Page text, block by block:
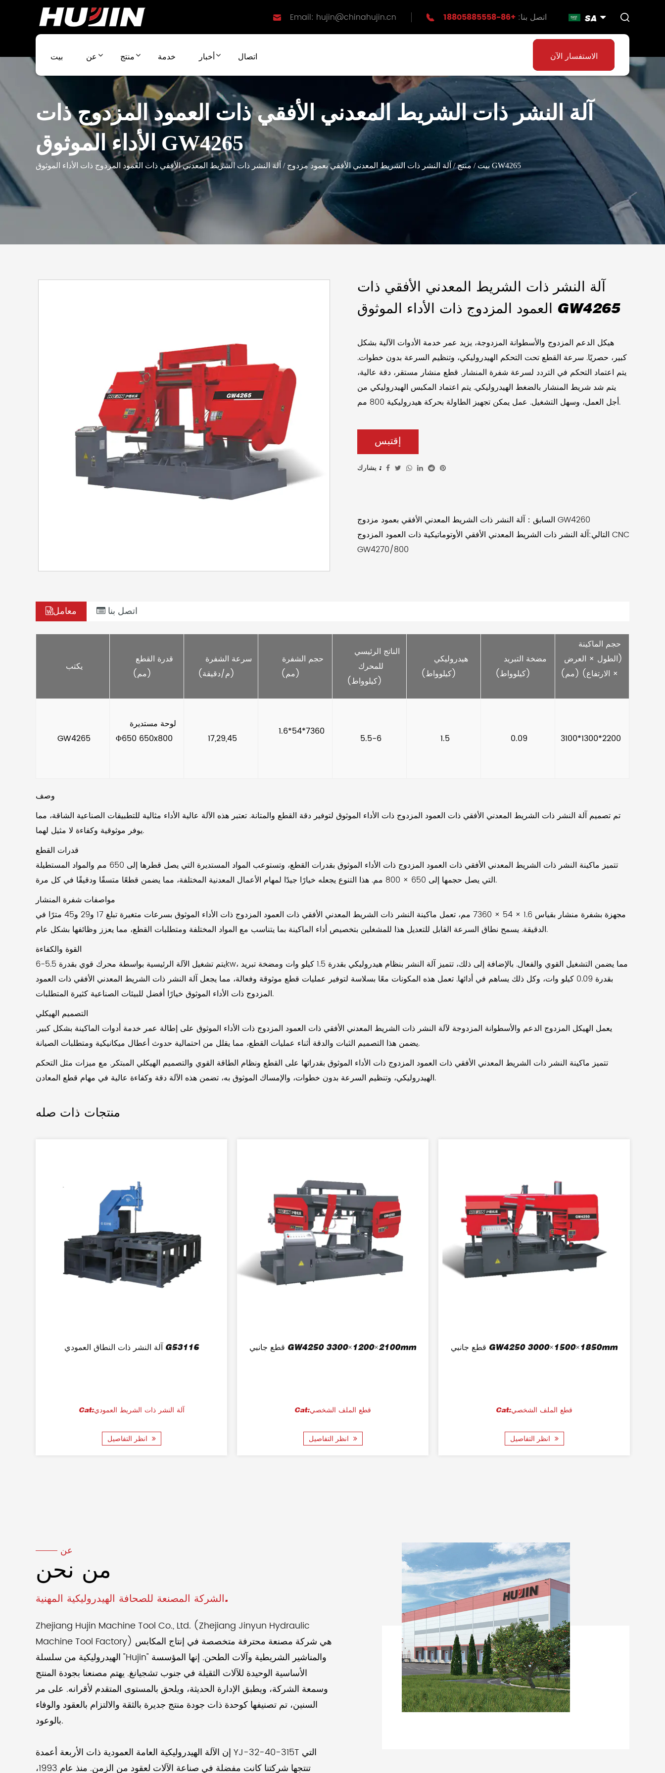
Email: hujin@chinahujin.cn اتصل بنا: +86-18805885558 SA
بيت عن منتج خدمة أخبار اتصال الاستفسار الآن
آلة النشر ذات الشريط المعدني الأفقي ذات العمود المزدوج ذات
الأداء الموثوق GW4265
بيت / منتج/ آلة النشر ذات الشريط المعدني الأفقي بعمود مزدوج / آلة النشر ذات الشريط المعدني الأفقي ذات العمود المزدوج ذات الأداء الموثوق GW4265
آلة النشر ذات الشريط المعدني الأفقي ذات
العمود المزدوج ذات الأداء الموثوق GW4265
هيكل الدعم المزدوج والأسطوانة المزدوجة، يزيد عمر خدمة الأدوات الآلية بشكل
كبير، حصريًا. سرعة القطع تحت التحكم الهيدروليكي، وتنظيم السرعة بدون خطوات.
يتم اعتماد التحكم في التردد لسرعة شفرة المنشار. قطع منشار مستقر، دقة عالية،
يتم شد شريط المنشار بالضغط الهيدروليكي. يتم اعتماد المكبس الهيدروليكي من
أجل العمل، وسهل التشغيل. عمل يمكن تجهيز الطاولة بحركة هيدروليكية 800 مم.
إقتبس
يشارك :
السابق：آلة النشر ذات الشريط المعدني الأفقي بعمود مزدوج GW4260
التالي:آلة النشر ذات الشريط المعدني الأفقي الأوتوماتيكية ذات العمود المزدوج CNC
GW4270/800
معامل اتصل بنا
     يكتب
للمحرك
(الطول × العرض
× الارتفاع) (مم)
     GW4265
Φ650 650x800
     17,29,45
     5.5-6
     1.5
     0.09
3100*1300*2200
وصف
تم تصميم آلة النشر ذات الشريط المعدني الأفقي ذات العمود المزدوج ذات الأداء الموثوق لتوفير دقة القطع والمتانة. تعتبر هذه الآلة عالية الأداء مثالية للتطبيقات الصناعية الشاقة، مما
يوفر موثوقية وكفاءة لا مثيل لهما.
قدرات القطع
تتميز ماكينة النشر ذات الشريط المعدني الأفقي ذات العمود المزدوج ذات الأداء الموثوق بقدرات القطع، وتستوعب المواد المستديرة التي يصل قطرها إلى 650 مم والمواد المستطيلة
التي يصل حجمها إلى 650 × 800 مم. هذا التنوع يجعله خيارًا جيدًا لمهام الأعمال المعدنية المختلفة، مما يضمن قطعًا متسقًا ودقيقًا في كل مرة.
مواصفات شفرة المنشار
مجهزة بشفرة منشار بقياس 1.6 × 54 × 7360 مم، تعمل ماكينة النشر ذات الشريط المعدني الأفقي ذات العمود المزدوج ذات الأداء الموثوق بسرعات متغيرة تبلغ 17 و29 و45 مترًا في
الدقيقة. يسمح نطاق السرعة القابل للتعديل هذا للمشغلين بتخصيص أداء الماكينة بما يتناسب مع المواد المختلفة ومتطلبات القطع، مما يعزز وظائفها بشكل عام.
القوة والكفاءة
يتم تشغيل الآلة الرئيسية بواسطة محرك قوي بقدرة 5.5-6kw، مما يضمن التشغيل القوي والفعال. بالإضافة إلى ذلك، تتميز آلة النشر بنظام هيدروليكي بقدرة 1.5 كيلو وات ومضخة تبريد
بقدرة 0.09 كيلو وات، وكل ذلك يساهم في أدائها. تعمل هذه المكونات معًا بسلاسة لتوفير عمليات قطع موثوقة وفعالة، مما يجعل آلة النشر ذات الشريط المعدني الأفقي ذات العمود
المزدوج ذات الأداء الموثوق خيارًا أفضل للبيئات الصناعية كثيرة المتطلبات.
التصميم الهيكلي
يعمل الهيكل المزدوج الدعم والأسطوانة المزدوجة لآلة النشر ذات الشريط المعدني الأفقي ذات العمود المزدوج ذات الأداء الموثوق على إطالة عمر خدمة أدوات الماكينة بشكل كبير.
يضمن هذا التصميم الثبات والدقة أثناء عمليات القطع، مما يقلل من احتمالية حدوث أعطال ميكانيكية ومتطلبات الصيانة.
تتميز ماكينة النشر ذات الشريط المعدني الأفقي ذات العمود المزدوج ذات الأداء الموثوق بقدراتها على القطع ونظام الطاقة القوي والتصميم الهيكلي المبتكر. مع ميزات مثل التحكم
الهيدروليكي، وتنظيم السرعة بدون خطوات، والإمساك الموثوق به، تضمن هذه الآلة دقة وكفاءة عالية في مهام قطع المعادن.
منتجات ذات صله
آلة النشر ذات النطاق العمودي G53116
Cat:آلة النشر ذات الشريط العمودي
قطع جانبي GW4250 3300×1200×2100mm
Cat:قطع الملف الشخصي
قطع جانبي GW4250 3000×1500×1850mm
Cat:قطع الملف الشخصي
عن
من نحن
الشركة المصنعة للصحافة الهيدروليكية المهنية.
Zhejiang Hujin Machine Tool Co., Ltd. (Zhejiang Jinyun Hydraulic
Machine Tool Factory) هي شركة مصنعة محترفة متخصصة في إنتاج المكابس
الهيدروليكية من سلسلة "Hujin" والمناشير الشريطية وآلات الطحن. إنها المؤسسة
الأساسية الوحيدة للآلات الثقيلة في جنوب تشجيانغ. يهتم مصنعنا بجودة المنتج
وسمعة الشركة، ويطبق الإدارة الحديثة، ويلحق بالمستوى المتقدم لأقرانه. على مر
السنين، تم تصنيفها كوحدة ذات جودة منتج جديرة بالثقة والالتزام بالعقود والوفاء
بالوعود.
إن الآلة الهيدروليكية العامة العمودية ذات الأربعة أعمدة YJ-32-40-315T التي
تنتجها شركتنا كانت مفضلة في صناعة الآلات لعقود من الزمن. منذ عام 1993،